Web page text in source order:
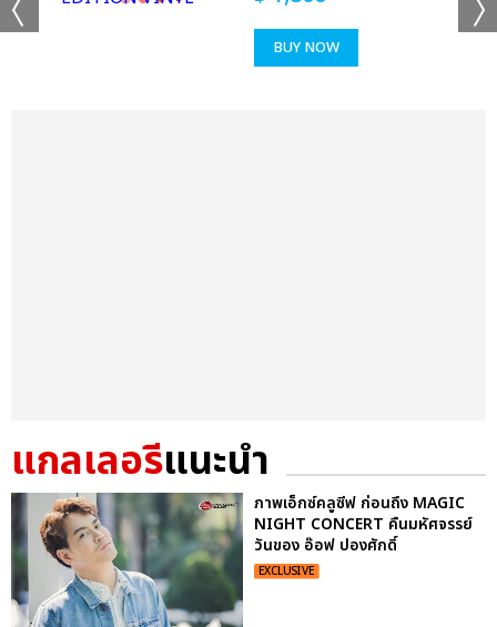
BUY NOW
แกลเลอรีแนะนำ
ภาพเอ็กซ์คลูซีฟ ก่อนถึง MAGIC
NIGHT CONCERT คืนมหัศจรรย์
วันของ อ๊อฟ ปองศักดิ์
EXCLUSIVE